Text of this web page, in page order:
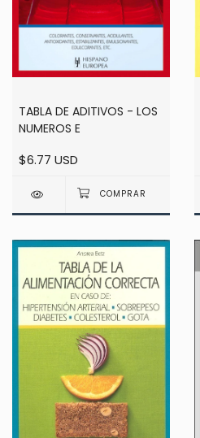
TABLA DE ADITIVOS - LOS
NUMEROS E
$6.77 USD